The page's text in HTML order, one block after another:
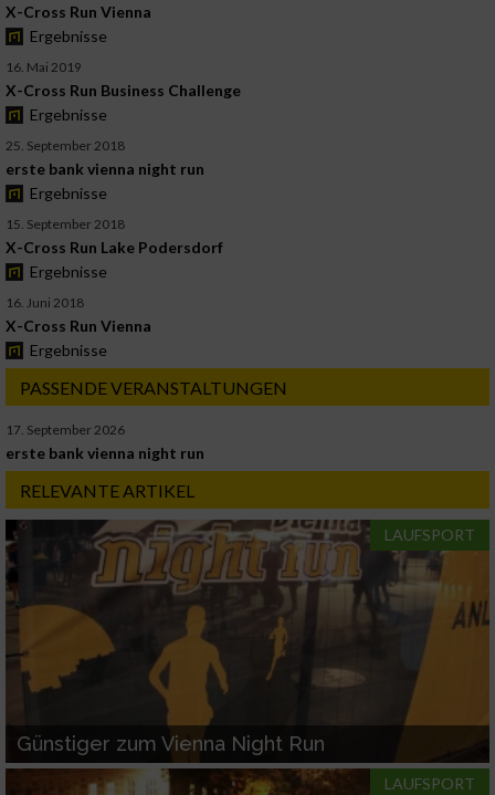
X-Cross Run Vienna
Ergebnisse
16. Mai 2019
X-Cross Run Business Challenge
Ergebnisse
25. September 2018
erste bank vienna night run
Ergebnisse
15. September 2018
X-Cross Run Lake Podersdorf
Ergebnisse
16. Juni 2018
X-Cross Run Vienna
Ergebnisse
PASSENDE VERANSTALTUNGEN
17. September 2026
erste bank vienna night run
RELEVANTE ARTIKEL
LAUFSPORT
Günstiger zum Vienna Night Run
LAUFSPORT